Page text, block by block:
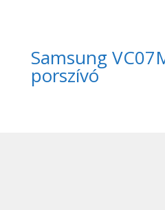
Samsung
porszívó